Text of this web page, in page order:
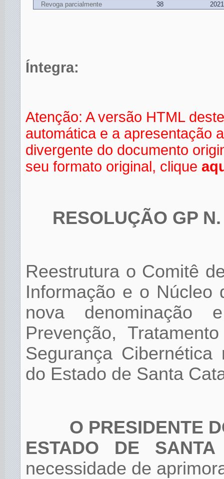
Revoga parcialmente
38 2021
Íntegra:
Atenção: A versão HTML
automática e a apresentação
divergente do documento
seu formato original, clique
RESOLUÇÃO GP
Reestrutura o Comitê
Informação e o Núcleo
nova
Prevenção,
Segurança
do Estado de Santa
O PRESIDENTE
ESTADO DE SANTA
necessidade de